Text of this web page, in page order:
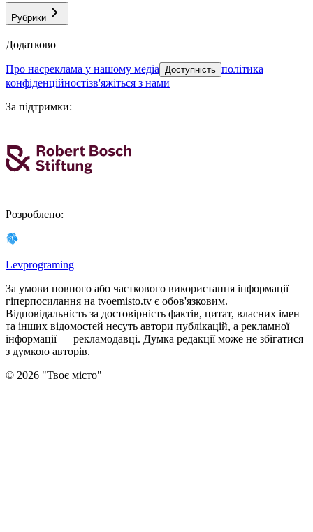
Рубрики
Додатково
про насреклама у нашому медіа Доступність політика
конфіденційностізв'яжіться з нами
За підтримки:
Розроблено:
Levprograming
За умови повного або часткового використання iнформацiї
гіперпосилання на tvoemisto.tv є обов'язковим.
Відповідальність за достовірність фактів, цитат, власних імен
та інших відомостей несуть автори публікацій, а рекламної
інформації — рекламодавці. Думка редакцiї може не збiгатися
з думкою авторiв.
© 2026 "Твоє місто"